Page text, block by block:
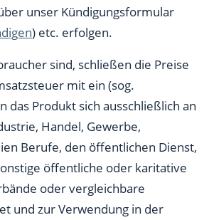
unser Kündigungsformular
) etc. erfolgen.
sind, schließen die Preise
mit ein (sog.
das Produkt sich ausschließlich an
Handel, Gewerbe,
Berufe, den öffentlichen Dienst,
öffentliche oder karitative
oder vergleichbare
und zur Verwendung in der